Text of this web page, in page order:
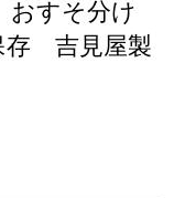
すそ分け
吉見屋製